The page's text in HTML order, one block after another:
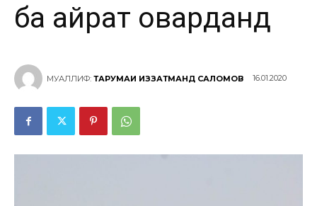
ба ҳайрат оварданд
МУАЛЛИФ: ТАРҶУМАИ ИЗЗАТМАНД САЛОМОВ 16.01.2020